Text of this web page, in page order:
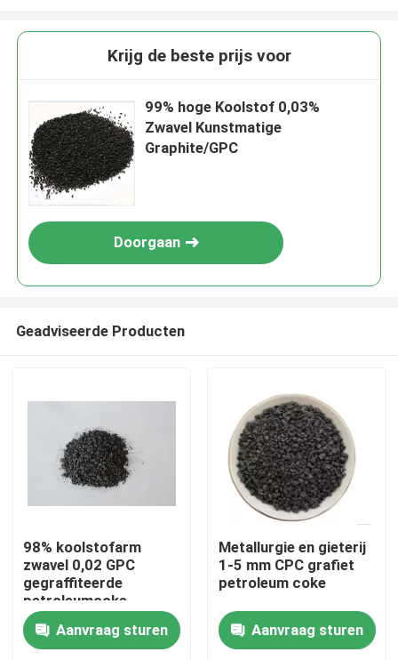
Huis
Krijg de beste prijs voor
99% hoge Koolstof 0,03%
Zwavel Kunstmatige
Graphite/GPC
Doorgaan
Geadviseerde Producten
98% koolstofarm
zwavel 0,02 GPC
gegraffiteerde
petroleumcoke
Aanvraag sturen
Metallurgie en gieterij
1-5 mm CPC grafiet
petroleum coke
Aanvraag sturen